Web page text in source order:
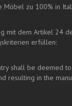
Möbel zu 100% in
mit dem Artikel 24
erfüllen:
shall be deemed
resulting in the